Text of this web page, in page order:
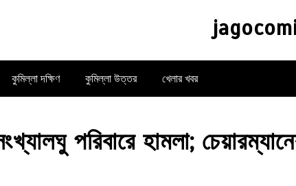
কুমিল্লা দক্ষিণ কুমিল্লা উত্তর খেলার খবর
পরিবারে হামলা;